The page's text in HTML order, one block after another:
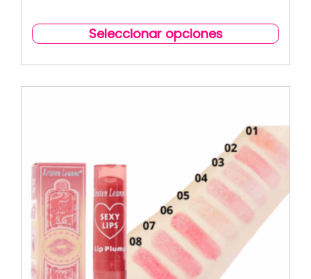
Seleccionar opciones